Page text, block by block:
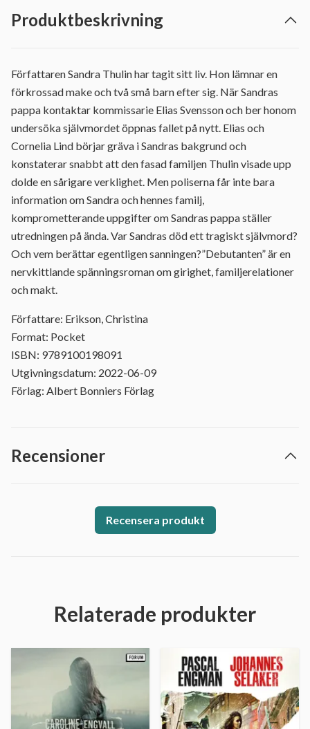
Produktbeskrivning
Författaren Sandra Thulin har tagit sitt liv. Hon lämnar en
förkrossad make och två små barn efter sig. När Sandras
pappa kontaktar kommissarie Elias Svensson och ber honom
undersöka självmordet öppnas fallet på nytt. Elias och
Cornelia Lind börjar gräva i Sandras bakgrund och
konstaterar snabbt att den fasad familjen Thulin visade upp
dolde en sårigare verklighet. Men poliserna får inte bara
information om Sandra och hennes familj,
komprometterande uppgifter om Sandras pappa ställer
utredningen på ända. Var Sandras död ett tragiskt självmord?
Och vem berättar egentligen sanningen?”Debutanten” är en
nervkittlande spänningsroman om girighet, familjerelationer
och makt.
Författare: Erikson, Christina
Format: Pocket
ISBN: 9789100198091
Utgivningsdatum: 2022-06-09
Förlag: Albert Bonniers Förlag
Recensioner
Recensera produkt
Relaterade produkter